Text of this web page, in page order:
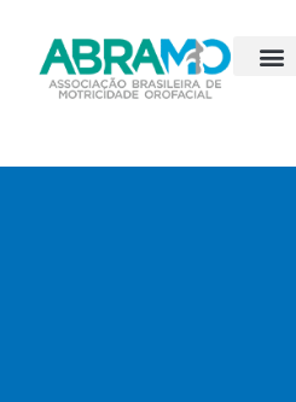
conteúdo